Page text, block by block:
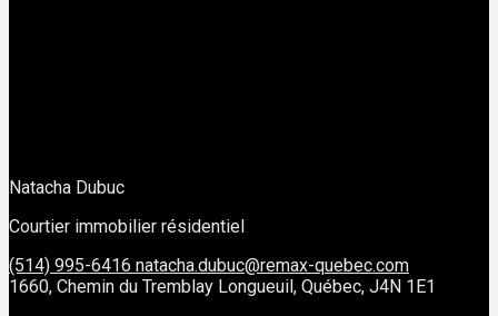
Natacha Dubuc
Courtier immobilier résidentiel
(514) 995-6416 natacha.dubuc@remax-quebec.com
1660, Chemin du Tremblay Longueuil, Québec, J4N 1E1